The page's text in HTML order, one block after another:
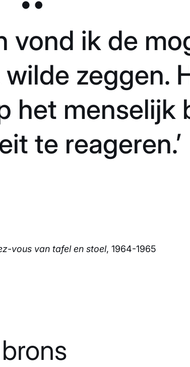
vond ik de
zeggen.
het menselijk
te reageren.’
vous van tafel en stoel, 1964-1965